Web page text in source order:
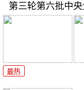
第三轮第六批中
最热